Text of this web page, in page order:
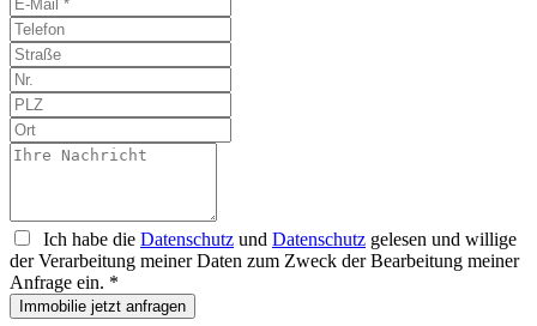
Ich habe die Datenschutz und Datenschutz gelesen und willige
der Verarbeitung meiner Daten zum Zweck der Bearbeitung meiner
Anfrage ein. *
Immobilie jetzt anfragen